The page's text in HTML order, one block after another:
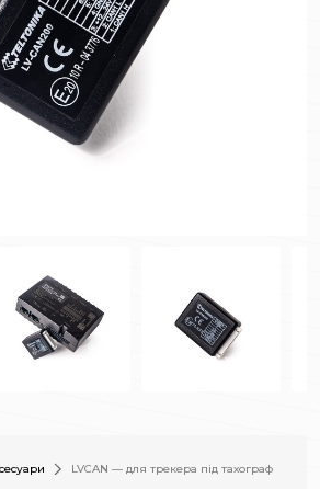
LVCAN — для трекера під тахограф